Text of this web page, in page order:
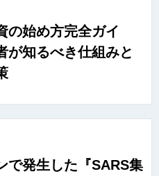
の始め方完全ガイ
が知るべき仕組みと
で発生した『SARS集